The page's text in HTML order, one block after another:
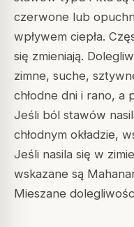
czerwone lub
wpływem ciepła.
się zmieniają.
zimne, suche,
chłodne dni i rano, a
Jeśli ból stawów
chłodnym okładzie,
Jeśli nasila się w
wskazane są
Mieszane